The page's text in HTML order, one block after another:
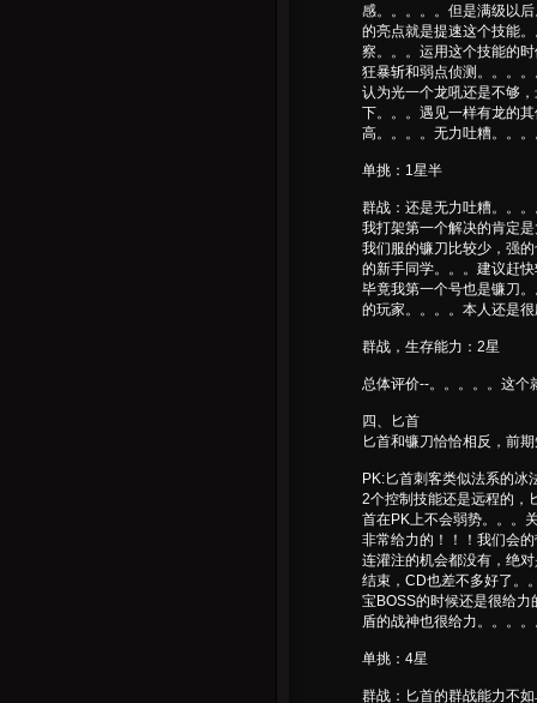
感。。。。。但是满级以
的亮点就是提速这个技能
察。。。运用这个技能的
狂暴斩和弱点侦测。。。
认为光一个龙吼还是不够
下。。。遇见一样有龙的
高。。。。无力吐糟。。
单挑：1星半
群战：还是无力吐糟。。
我打架第一个解决的肯定
我们服的镰刀比较少，强
的新手同学。。。建议赶
毕竟我第一个号也是镰刀
的玩家。。。。本人还是
群战，生存能力：2星
总体评价--。。。。。这个
四、匕首
匕首和镰刀恰恰相反，前
PK:匕首刺客类似法系的冰
2个控制技能还是远程的，
首在PK上不会弱势。。。
非常给力的！！！我们会
连灌注的机会都没有，绝
结束，CD也差不多好了。
宝BOSS的时候还是很给
盾的战神也很给力。。。
单挑：4星
群战：匕首的群战能力不